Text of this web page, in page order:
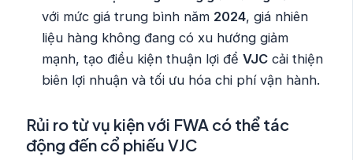
với mức giá trung bình năm 2024, giá nhiên
liệu hàng không đang có xu hướng giảm
mạnh, tạo điều kiện thuận lợi đểVJC cải thiện
biên lợi nhuận và tối ưu hóa chi phí vận hành.
Rủi ro từ vụ kiện với FWA có thể tác
động đến cổ phiếu VJC